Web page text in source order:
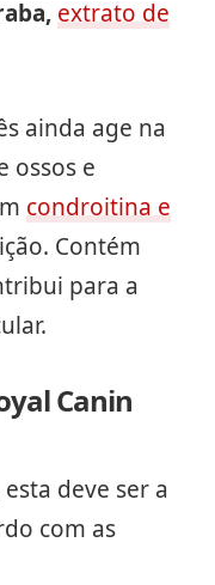
extrato de
ainda age na
ossos e
condroitina e
Contém
para a
Canin
deve ser a
com as